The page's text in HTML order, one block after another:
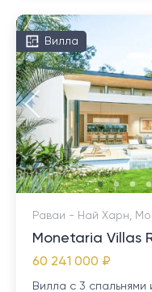
Вилла
Раваи - Най Харн,
Monetaria Villas
60 241 000 ₽
Вилла с 3